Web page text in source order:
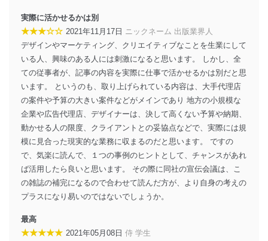
機器に標準装備されているユーザー制御機能（ユ
ーザーアカウント制御）により、個人情報データ
ベース等を取り扱う情報システムを使用する従業
者を識別・認証しています。
外部からの不正アクセス等の防止
個人データを取り扱う機器等のオペレーティング
システムを最新の状態に保持しています。
個人データを取り扱う機器等にセキュリティ対策
ソフトウェア等を導入し、自動更新 機能等の活用
により、これを最新状態としています。
情報システムの使用に伴う漏洩等の防止
メール等により個人データの含まれるファイルを
送信する場合に、当該ファイルへのパスワードを
設定しています。
個人情報保護マネジメントシステムの継続的改善
当社は、内部監査及びマネジメントレビューの機会を通
実際に活かせるかは別
★★★☆☆ 2021年11月17日
ニックネーム 出版業界人
デザインやマーケティング、クリエイティブなことを生業にして
いる人、興味のある人には刺激になると思います。 しかし、全
ての従事者が、記事の内容を実際に仕事で活かせるかは別だと思
います。 というのも、取り上げられている内容は、大手代理店
の案件や予算の大きい案件などがメインであり 地方の小規模な
企業や広告代理店、デザイナーは、決して高くない予算や納期、
動かせる人の限度、クライアントとの妥協点などで、実際には規
模に見合った現実的な業務に収まるのだと思います。 ですの
で、気楽に読んで、１つの事例のヒントとして、チャンスがあれ
ば活用したら良いと思います。 その際に同社の宣伝会議は、こ
の雑誌の補完になるので合わせて読んだ方が、より自身の考えの
プラスになり易いのではないでしょうか。
最高
★★★★★ 2021年05月08日 侍 学生